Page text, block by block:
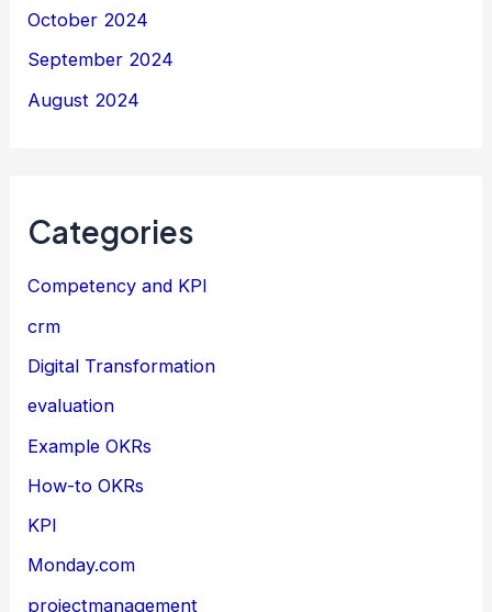
October 2024
September 2024
August 2024
Categories
Competency and KPI
crm
Digital Transformation
evaluation
Example OKRs
How-to OKRs
KPI
Monday.com
projectmanagement